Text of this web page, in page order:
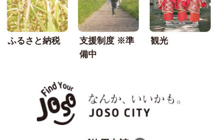
ふるさと納税
支援制度 ※準
備中
観光